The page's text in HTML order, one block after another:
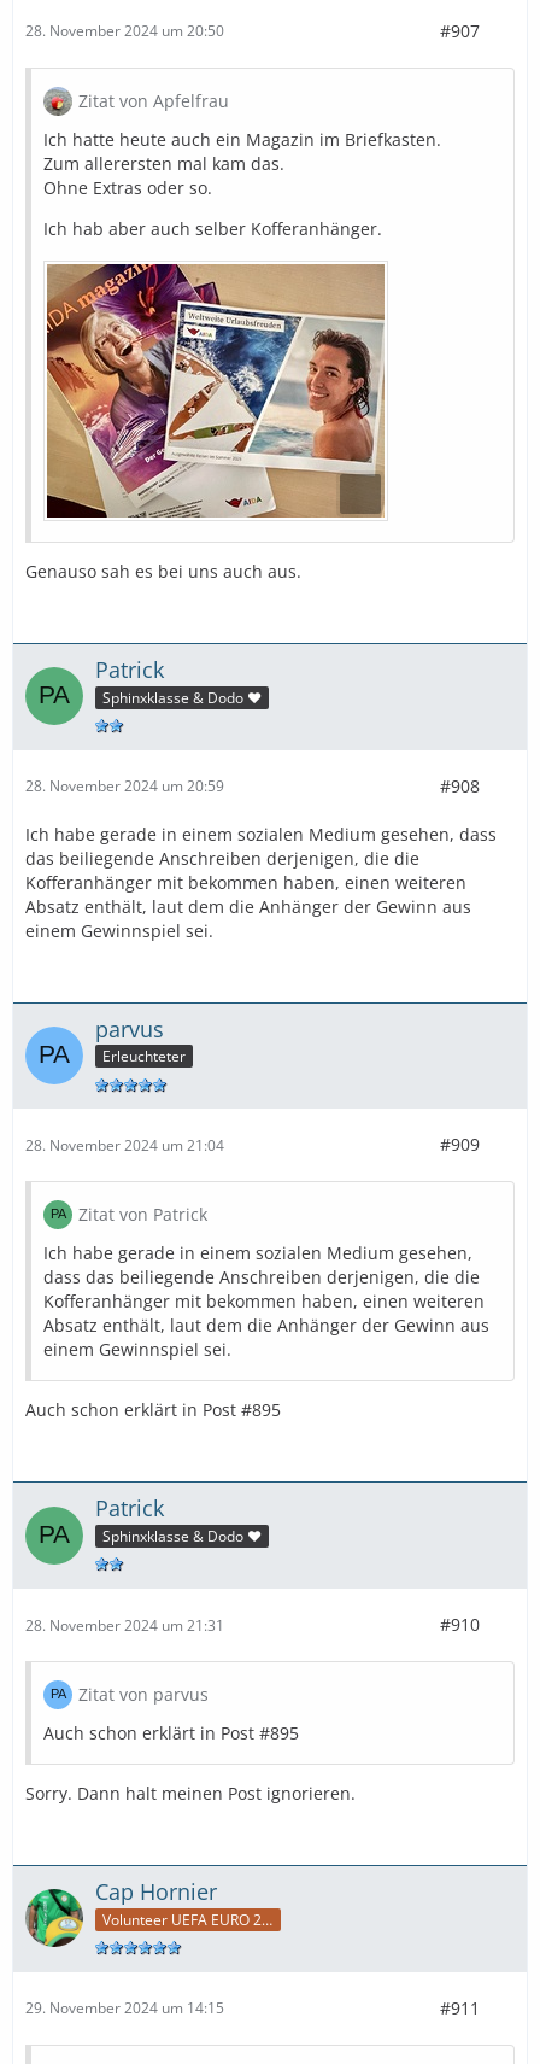
28. November 2024 um 20:50 #907
Zitat von Apfelfrau
Ich hatte heute auch ein Magazin im Briefkasten.
Zum allerersten mal kam das.
Ohne Extras oder so.
Ich hab aber auch selber Kofferanhänger.
Genauso sah es bei uns auch aus.
Patrick
Sphinxklasse & Dodo ❤️
28. November 2024 um 20:59 #908
Ich habe gerade in einem sozialen Medium gesehen, dass
das beiliegende Anschreiben derjenigen, die die
Kofferanhänger mit bekommen haben, einen weiteren
Absatz enthält, laut dem die Anhänger der Gewinn aus
einem Gewinnspiel sei.
parvus
Erleuchteter
28. November 2024 um 21:04 #909
Zitat von Patrick
Ich habe gerade in einem sozialen Medium gesehen,
dass das beiliegende Anschreiben derjenigen, die die
Kofferanhänger mit bekommen haben, einen weiteren
Absatz enthält, laut dem die Anhänger der Gewinn aus
einem Gewinnspiel sei.
Auch schon erklärt in Post #895
Patrick
Sphinxklasse & Dodo ❤️
28. November 2024 um 21:31 #910
Zitat von parvus
Auch schon erklärt in Post #895
Sorry. Dann halt meinen Post ignorieren.
Cap Hornier
Volunteer UEFA EURO 2024
29. November 2024 um 14:15 #911